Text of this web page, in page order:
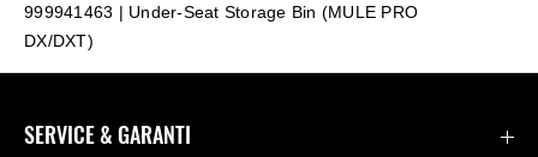
999941463 | Under-Seat Storage Bin (MULE PRO
DX/DXT)
SERVICE & GARANTI